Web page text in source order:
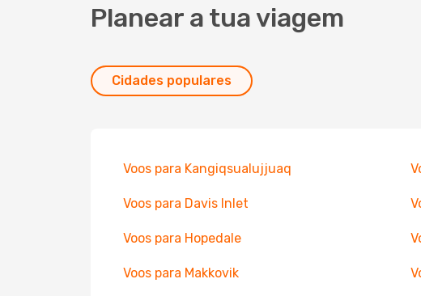
Planear a tua viagem
Cidades populares
Voos para Kangiqsualujjuaq
Voos para Davis Inlet
Voos para Hopedale
Voos para Makkovik